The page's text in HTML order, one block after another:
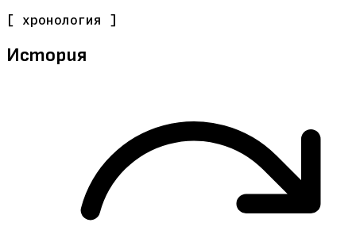
[ хронология ]
История